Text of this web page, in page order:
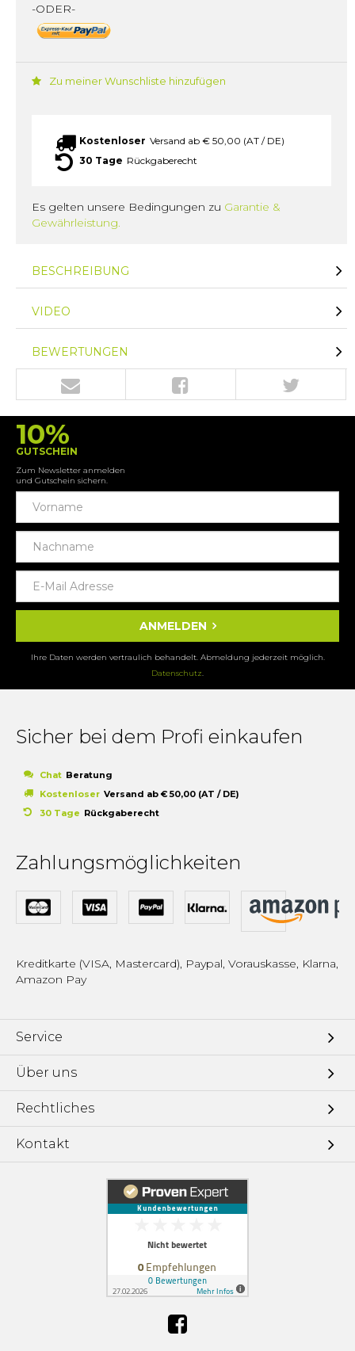
-ODER-
Zu meiner Wunschliste hinzufügen
Kostenloser Versand ab € 50,00 (AT / DE)
30 Tage Rückgaberecht
Es gelten unsere Bedingungen zu Garantie &
Gewährleistung.
BESCHREIBUNG
VIDEO
BEWERTUNGEN
10%
GUTSCHEIN
Zum Newsletter anmelden
und Gutschein sichern.
ANMELDEN
Ihre Daten werden vertraulich behandelt. Abmeldung jederzeit möglich.
Datenschutz.
Sicher bei dem Profi einkaufen
Chat Beratung
Kostenloser Versand ab € 50,00 (AT / DE)
30 Tage Rückgaberecht
Zahlungsmöglichkeiten
Kreditkarte (VISA, Mastercard), Paypal, Vorauskasse, Klarna,
Amazon Pay
Service
Über uns
Rechtliches
Kontakt